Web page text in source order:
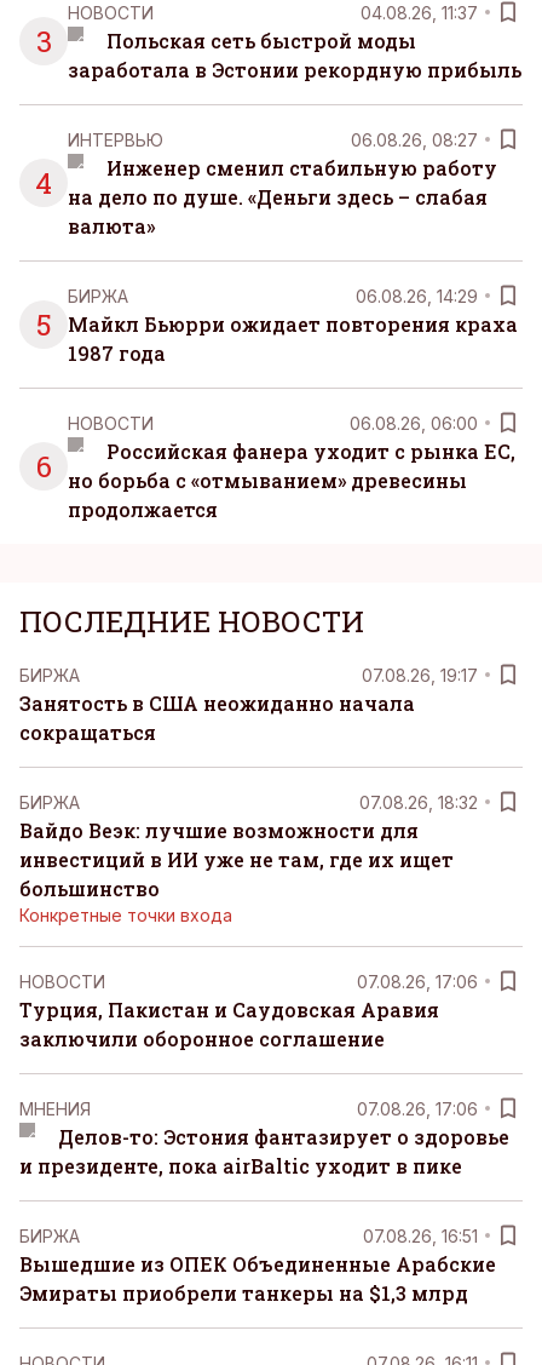
3
НОВОСТИ 04.08.26, 11:37
Польская сеть быстрой моды
заработала в Эстонии рекордную прибыль
4
ИНТЕРВЬЮ 06.08.26, 08:27
Инженер сменил стабильную работу
на дело по душе. «Деньги здесь – слабая
валюта»
5
БИРЖА 06.08.26, 14:29
Майкл Бьюрри ожидает повторения краха
1987 года
6
НОВОСТИ 06.08.26, 06:00
Российская фанера уходит с рынка ЕС,
но борьба с «отмыванием» древесины
продолжается
ПОСЛЕДНИЕ НОВОСТИ
БИРЖА 07.08.26, 19:17
Занятость в США неожиданно начала
сокращаться
БИРЖА 07.08.26, 18:32
Вайдо Веэк: лучшие возможности для
инвестиций в ИИ уже не там, где их ищет
большинство
Конкретные точки входа
НОВОСТИ 07.08.26, 17:06
Турция, Пакистан и Саудовская Аравия
заключили оборонное соглашение
MНЕНИЯ 07.08.26, 17:06
Делов-то: Эстония фантазирует о здоровье
и президенте, пока airBaltic уходит в пике
БИРЖА 07.08.26, 16:51
Вышедшие из ОПЕК Объединенные Арабские
Эмираты приобрели танкеры на $1,3 млрд